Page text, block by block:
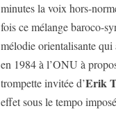
minutes la voix hors-
fois ce mélange baroco-
mélodie orientalisante qui
en 1984 à l’ONU à
trompette invitée d’Erik
effet sous le tempo